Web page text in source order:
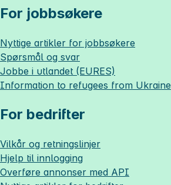
For jobbsøkere
Nyttige artikler for jobbsøkere
Spørsmål og svar
Jobbe i utlandet (EURES)
Information to refugees from Ukraine
For bedrifter
Vilkår og retningslinjer
Hjelp til innlogging
Overføre annonser med API